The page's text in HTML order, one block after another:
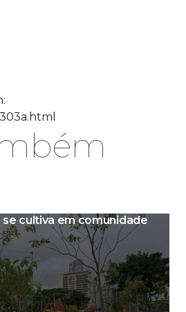
cultiva em comunidade